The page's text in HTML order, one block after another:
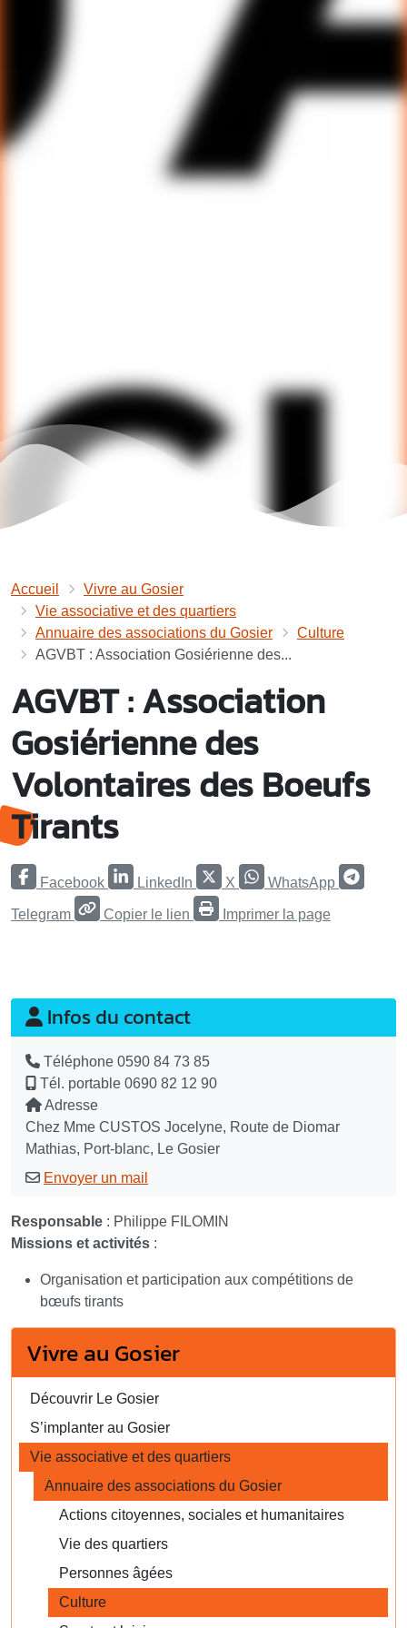
Accueil
Vivre au Gosier
Vie associative et des quartiers
Annuaire des associations du Gosier
Culture
AGVBT : Association Gosiérienne des...
AGVBT : Association
Gosiérienne des
Volontaires des Boeufs
Tirants
Facebook LinkedIn X WhatsApp
Telegram Copier le lien Imprimer la page
Infos du contact
Téléphone 0590 84 73 85
Tél. portable 0690 82 12 90
Adresse
Chez Mme CUSTOS Jocelyne, Route de Diomar
Mathias, Port-blanc, Le Gosier
Envoyer un mail
Responsable : Philippe FILOMIN
Missions et activités :
Organisation et participation aux compétitions de
bœufs tirants
Vivre au Gosier
Découvrir Le Gosier
S’implanter au Gosier
Vie associative et des quartiers
Annuaire des associations du Gosier
Actions citoyennes, sociales et humanitaires
Vie des quartiers
Personnes âgées
Culture